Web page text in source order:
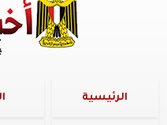
الرئيسية